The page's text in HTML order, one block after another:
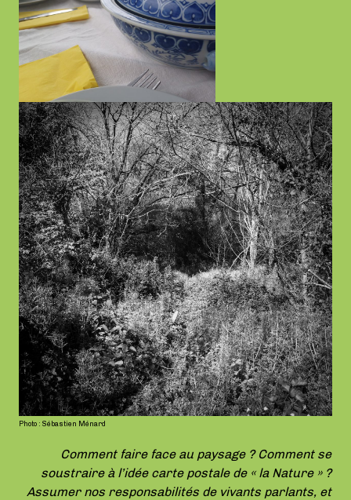
Photo : Sébastien Ménard
Comment faire face au paysage ? Comment se
soustraire à l’idée carte postale de « la Nature » ?
Assumer nos responsabilités de vivants parlants, et